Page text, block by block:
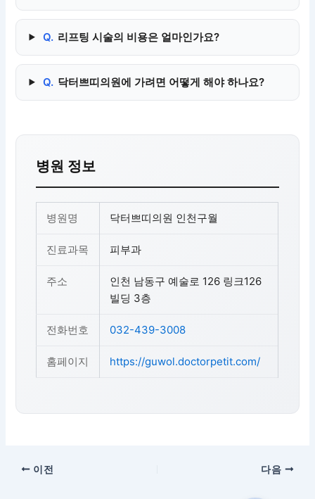
Q. 리프팅 시술의 비용은 얼마인가요?
Q. 닥터쁘띠의원에 가려면 어떻게 해야 하나요?
병원 정보
병원명 닥터쁘띠의원 인천구월
진료과목 피부과
주소
인천 남동구 예술로 126 링크126
빌딩 3층
전화번호 032-439-3008
홈페이지 https://guwol.doctorpetit.com/
이전 다음